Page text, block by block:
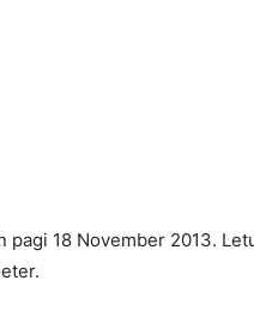
pagi 18 November 2013.